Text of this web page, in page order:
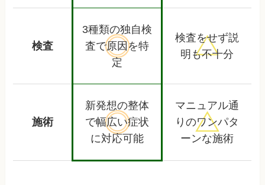
検査
3種類の独自検
査で原因を特
定
検査をせず説
明も不十分
施術
新発想の整体
で幅広い症状
に対応可能
マニュアル通
りのワンパタ
ーンな施術